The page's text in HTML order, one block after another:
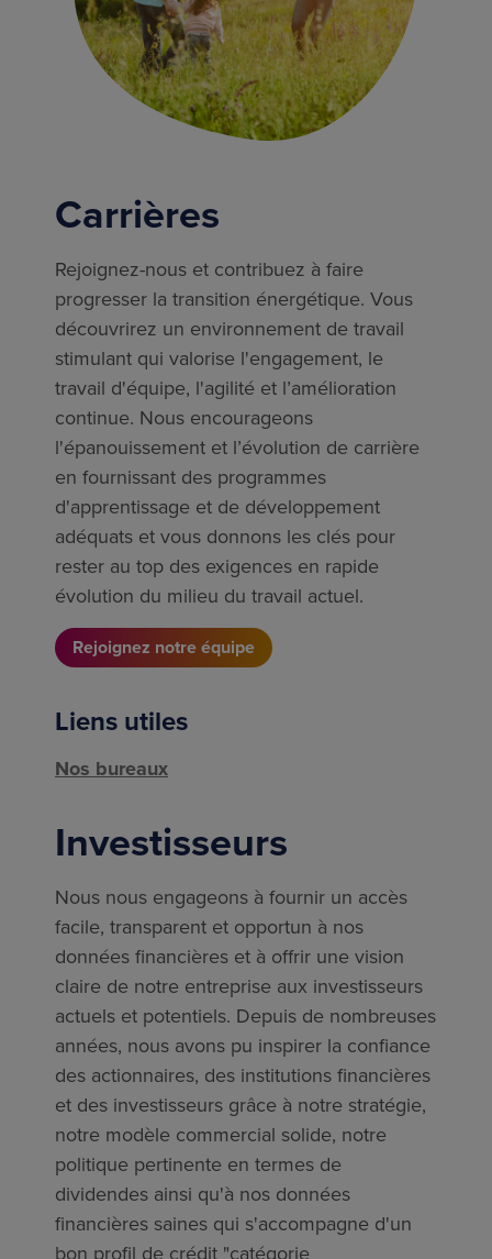
Carrières
Rejoignez-nous et contribuez à faire
progresser la transition énergétique. Vous
découvrirez un environnement de travail
stimulant qui valorise l'engagement, le
travail d'équipe, l'agilité et l’amélioration
continue. Nous encourageons
l'épanouissement et l’évolution de carrière
en fournissant des programmes
d'apprentissage et de développement
adéquats et vous donnons les clés pour
rester au top des exigences en rapide
évolution du milieu du travail actuel.
Rejoignez notre équipe
Liens utiles
Nos bureaux
Investisseurs
Nous nous engageons à fournir un accès
facile, transparent et opportun à nos
données financières et à offrir une vision
claire de notre entreprise aux investisseurs
actuels et potentiels. Depuis de nombreuses
années, nous avons pu inspirer la confiance
des actionnaires, des institutions financières
et des investisseurs grâce à notre stratégie,
notre modèle commercial solide, notre
politique pertinente en termes de
dividendes ainsi qu'à nos données
financières saines qui s'accompagne d'un
bon profil de crédit "catégorie